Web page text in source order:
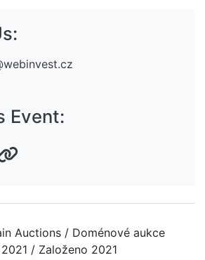
Event:
Auctions / Doménové aukce
/ Založeno 2021